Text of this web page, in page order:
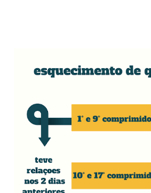
de roupa sintética, entre outras.
sexuais durante 4 dias, aplicar
A e óxido de zinco, fazer a
com sabonete de pH neutro e
sexuais deverá garantir que a
está lubrificada, se necessário